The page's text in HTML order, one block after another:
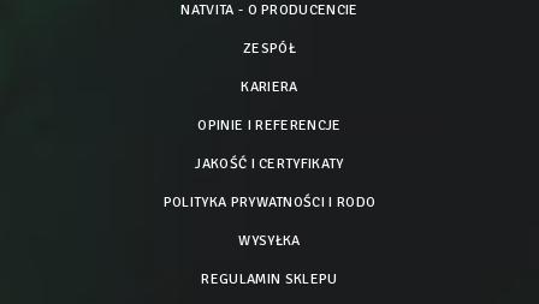
NATVITA - O PRODUCENCIE
ZESPÓŁ
KARIERA
OPINIE I REFERENCJE
JAKOŚĆ I CERTYFIKATY
POLITYKA PRYWATNOŚCI I RODO
WYSYŁKA
REGULAMIN SKLEPU